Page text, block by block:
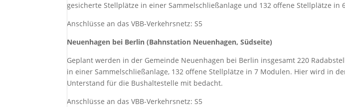
gesicherte Stellplätze in einer Sammelschließanlage und 132 offene Stellplätze in
Anschlüsse an das VBB-Verkehrsnetz: S5
Neuenhagen bei Berlin (Bahnstation Neuenhagen, Südseite)
Geplant werden in der Gemeinde Neuenhagen bei Berlin insgesamt 220
in einer Sammelschließanlage, 132 offene Stellplätze in 7 Modulen. Hier wird in
Unterstand für die Bushaltestelle mit bedacht.
Anschlüsse an das VBB-Verkehrsnetz: S5